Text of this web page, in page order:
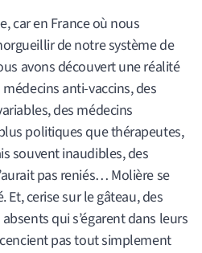
car en France où nous
de notre système de
avons découvert une réalité
anti-vaccins, des
des médecins
politiques que thérapeutes,
souvent inaudibles, des
pas reniés… Molière se
cerise sur le gâteau, des
qui s’égarent dans leurs
pas tout simplement